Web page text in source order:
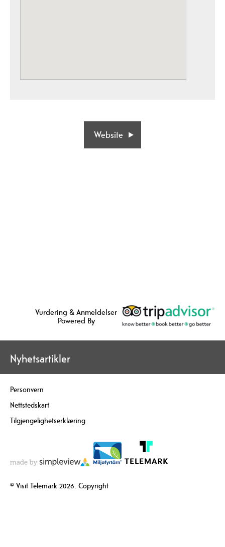
Website
Vurdering & Anmeldelser
Powered By
Nyhetsartikler
Personvern
Nettstedskart
Tilgjengelighetserklæring
© Visit Telemark 2026. Copyright